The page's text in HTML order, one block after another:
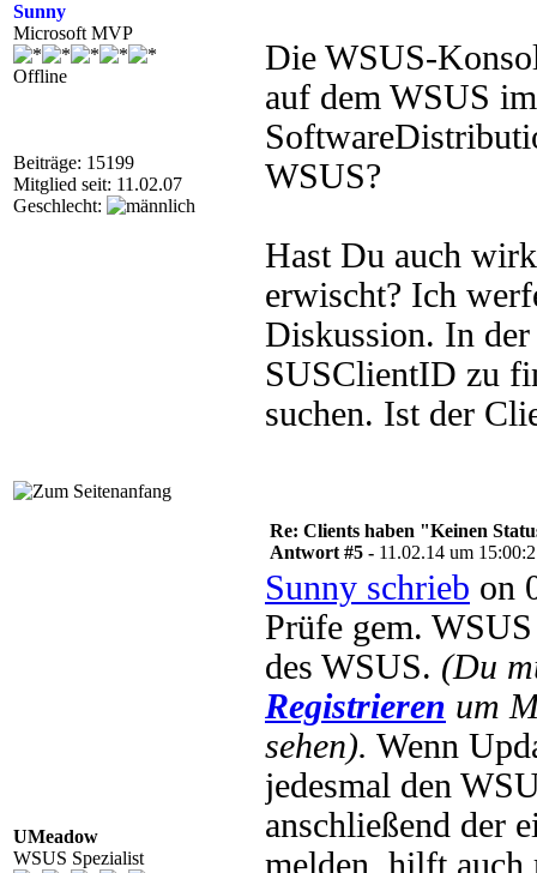
Sunny
Microsoft MVP
Offline
Beiträge: 15199
Mitglied seit: 11.02.07
Geschlecht:
Die WSUS-
auf dem WSUS
WSUS?
Hast Du auch
erwischt? Ich
Diskussion. In
SUSClientID zu
suchen. Ist der
UMeadow
WSUS Spezialist
Re: Clients haben "Keinen
Antwort #5 - 11.02.14 um
Sunny schrieb on
Prüfe gem.
des WSUS. (Du
Registrieren um
sehen). Wenn
jedesmal den
anschließend der
melden, hilft auch